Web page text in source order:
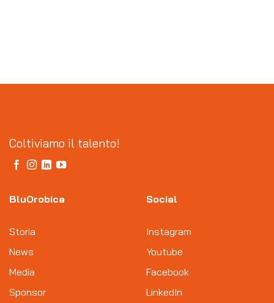
Coltiviamo il talento!
BluOrobica
Storia
News
Media
Sponsor
Social
Instagram
Youtube
Facebook
LinkedIn